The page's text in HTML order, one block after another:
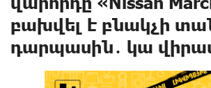
բախվել է բնակչի
դարպասին․ կա